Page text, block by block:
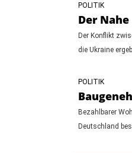
POLITIK
Der
Der Konflikt
die Ukraine
POLITIK
Bezahlbarer
Deutschland